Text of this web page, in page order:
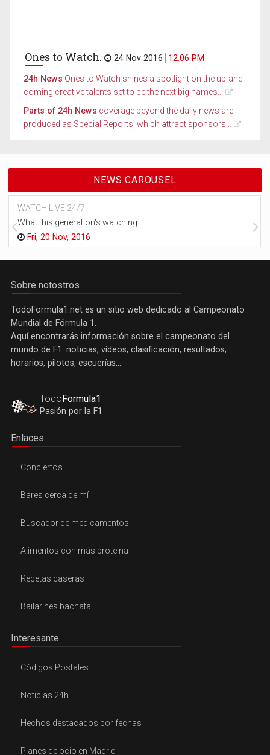
Ones to Watch. 24 Nov 2016 12.06 PM
24h News Ones to Watch shines a spotlight on the up-and-
coming creative talents set to be the next big names...
Parts of 24h News coverage beyond the daily news are
produced as Special Reports, which attract sponsors...
NEWS CAROUSEL
WATCH LIVE 24/7
What this generation's watching.
Fri, 20 Nov, 2016
Sobre notostros
TodoFormula1.net es un sitio web dedicado al Campeonato
Mundial de Fórmula 1.
Aquí encontrarás información sobre el campeonato del
mundo de F1: noticias, vídeos, clasificación, resultados,
horarios, pilotos, escuerías,...
Todo Formula1
Pasión por la F1
Enlaces
Conciertos
Bares cerca de mí
Buscador de medicamentos
Alimentos con más proteina
Recetas caseras
Bailarines bachata
Interesante
Códigos Postales
Noticias 24h
Hechos destacados por fechas
Planes de ocio en Madrid